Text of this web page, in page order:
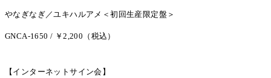
やなぎなぎ／ユキハルアメ＜初回生産限定盤＞
GNCA-1650 / ￥2,200（税込）
【インターネットサイン会】